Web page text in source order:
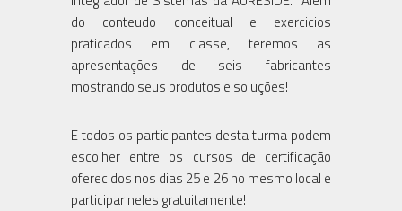
do conteudo conceitual e exercicios
praticados em classe, teremos as
apresentações de seis fabricantes
mostrando seus produtos e soluções!
E todos os participantes desta turma podem
escolher entre os cursos de certificação
oferecidos nos dias 25 e 26 no mesmo local e
participar neles gratuitamente!